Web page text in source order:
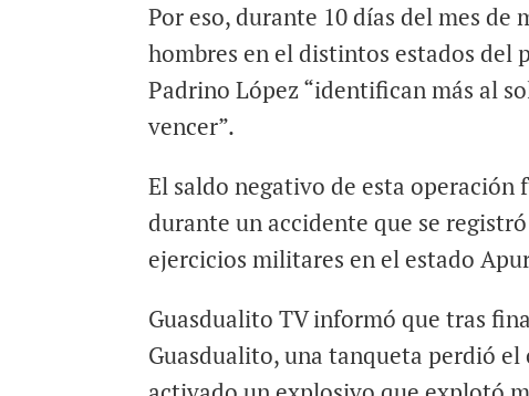
Por eso, durante 10 días del mes de
hombres en el distintos estados del
Padrino López “identifican más al
vencer”.
El saldo negativo de esta operación
durante un accidente que se
ejercicios militares en el estado
Guasdualito TV informó que tras
Guasdualito, una tanqueta perdió